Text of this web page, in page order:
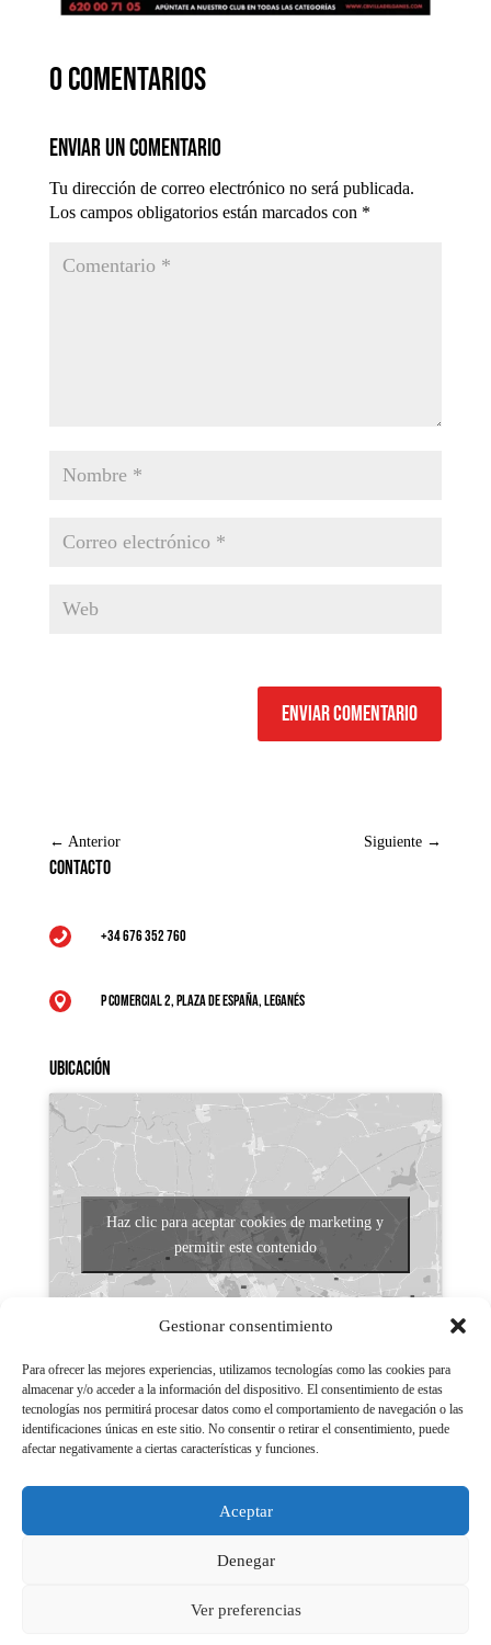
Gestionar consentimiento
Para ofrecer las mejores experiencias, utilizamos tecnologías como las cookies para
almacenar y/o acceder a la información del dispositivo. El consentimiento de estas
tecnologías nos permitirá procesar datos como el comportamiento de navegación o las
identificaciones únicas en este sitio. No consentir o retirar el consentimiento, puede
afectar negativamente a ciertas características y funciones.
Aceptar
Denegar
Ver preferencias
0 comentarios
Enviar un comentario
Tu dirección de correo electrónico no será publicada.
Los campos obligatorios están marcados con *
Enviar comentario
← Anterior Siguiente →
Contacto
 +34 676 352 760
 P Comercial 2, Plaza de España, Leganés
Ubicación
Haz clic para aceptar cookies de marketing y
permitir este contenido
Aviso legal
Políticas de Privacidad
Aviso Legal